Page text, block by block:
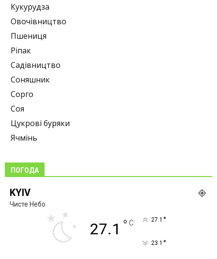
Кукурудза
Овочівництво
Пшениця
Ріпак
Садівництво
Соняшник
Сорго
Соя
Цукрові буряки
Ячмінь
ПОГОДА
KYIV
Чисте Небо
27.1 ° C 27.1 °
23.1 °